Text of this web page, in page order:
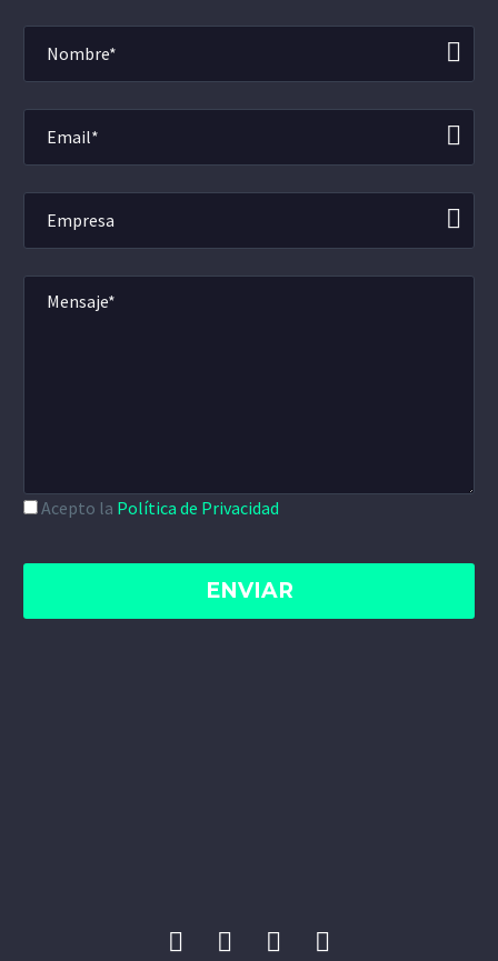
Acepto la Política de Privacidad